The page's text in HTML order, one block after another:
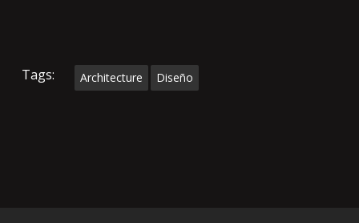
Tags: Architecture Diseño